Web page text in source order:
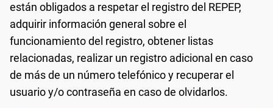
están obligados a respetar el registro del REPEP,
adquirir información general sobre el
funcionamiento del registro, obtener listas
relacionadas, realizar un registro adicional en caso
de más de un número telefónico y recuperar el
usuario y/o contraseña en caso de olvidarlos.